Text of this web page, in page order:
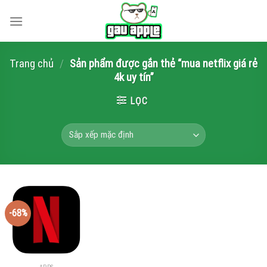
Trang chủ / Sản phẩm được gắn thẻ “mua netflix giá rẻ
4k uy tín”
LỌC
-68%